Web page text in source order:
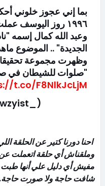
بما إني عجوز خلوني
١٩٩٦ روز اليوسف
وعبد الله كمال إسمه
الجديدة" .. الموضوع
وظهرت مجموعة
"صلوات للشيطان في
t.co/F8NlkJcLjM
احنا دورنا كتير عن الحلقة
وملقناش أي حلقة اتعملت
مفيش أي دليل علي أنها
شافت حاجة ولا صورت